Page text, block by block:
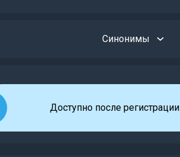
Синонимы
Доступно после регистрации